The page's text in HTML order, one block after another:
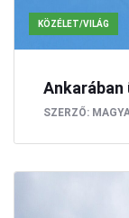
KÖZÉLET/VILÁG
Ankarában
SZERZŐ: